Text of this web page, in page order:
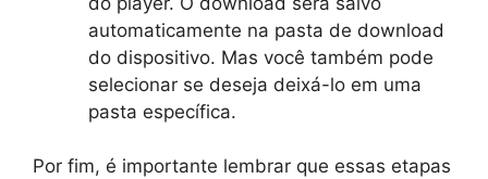
automaticamente na pasta de download
do dispositivo. Mas você também pode
selecionar se deseja deixá-lo em uma
pasta específica.
Por fim, é importante lembrar que essas etapas